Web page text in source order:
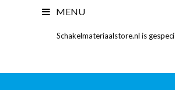
MENU
Schakelmateriaalstore.nl is